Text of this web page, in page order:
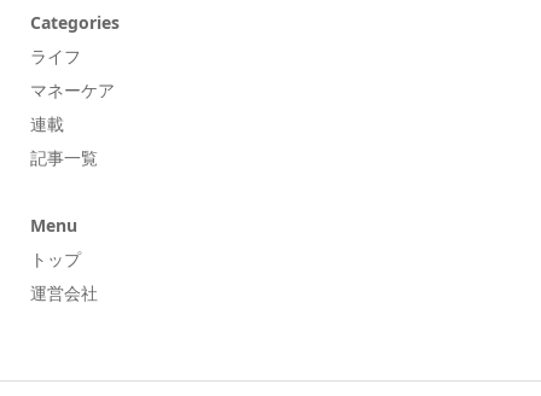
Categories
ライフ
マネーケア
連載
記事一覧
Menu
トップ
運営会社